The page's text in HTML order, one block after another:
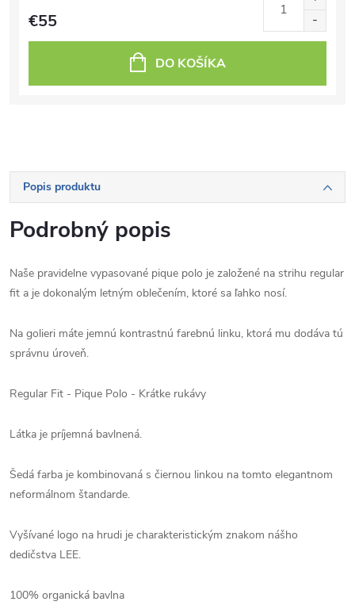
€55
DO KOŠÍKA
Popis produktu
Podrobný popis
Naše pravidelne vypasované pique polo je založené na strihu regular
fit a je dokonalým letným oblečením, ktoré sa ľahko nosí.
Na golieri máte jemnú kontrastnú farebnú linku, ktorá mu dodáva tú
správnu úroveň.
Regular Fit - Pique Polo - Krátke rukávy
Látka je príjemná bavlnená.
Šedá farba je kombinovaná s čiernou linkou na tomto elegantnom
neformálnom štandarde.
Vyšívané logo na hrudi je charakteristickým znakom nášho
dedičstva LEE.
100% organická bavlna